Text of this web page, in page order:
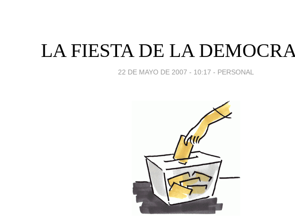
LA FIESTA DE LA
22 DE MAYO DE 2007 - 10:17 - PERSONAL